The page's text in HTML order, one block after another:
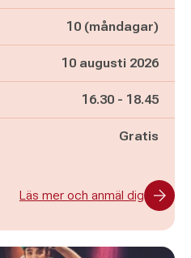
10 (måndagar)
10 augusti 2026
Pågår mellan
16.30 - och
18.45
Gratis
Läs mer och anmäl dig